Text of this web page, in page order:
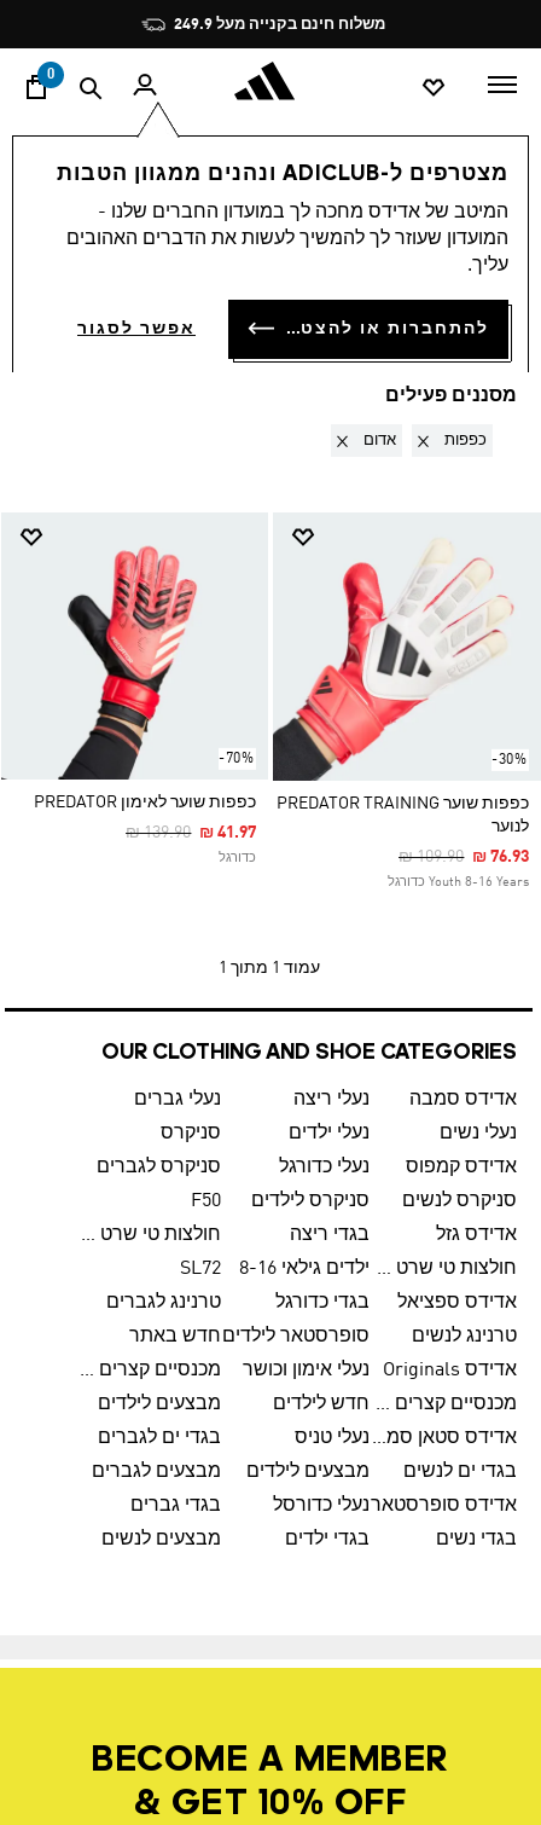
Pause
promotion
rotation
משלוח חינם בקנייה מעל 249.9
0
מצטרפים ל-ADICLUB ונהנים ממגוון הטבות
המיטב של אדידס מחכה לך במועדון החברים שלנו -
המועדון שעוזר לך להמשיך לעשות את הדברים האהובים
עליך.
להתחברות או להצטרפות אפשר לסגור
כפפות · אדום·
ACCESSORIES
(2)
סינון ומיון הגדלת התמונות
מסננים פעילים
כפפות Remove filter Currently Refined by סוג מוצר: כפפות
אדום Remove filter Currently Refined by צבעים: אדום
-30%
כפפות שוער PREDATOR TRAINING
לנוער
Price Reduced
₪ 109.90To₪ 76.93
Youth 8-16 Years כדורגל
-70%
כפפות שוער לאימון PREDATOR
Price Reduced From
₪ 139.90To₪ 41.97
כדורגל
עמוד 1 מתוך 1
OUR CLOTHING AND SHOE CATEGORIES
אדידס סמבה נעלי ריצה
נעלי גברים
נעלי נשים
נעלי ילדים
סניקרס
אדידס קמפוס
נעלי כדורגל
סניקרס לגברים
סניקרס לנשים
סניקרס לילדים
F50
אדידס גזל
בגדי ריצה
חולצות טי שרט לגברים
חולצות טי שרט לנשים ילדים גילאי 8-16
SL72
אדידס ספציאל
בגדי כדורגל
טרנינג לגברים
טרנינג לנשים
סופרסטאר לילדים חדש באתר
אדידס Originals
נעלי אימון וכושר
מכנסיים קצרים לגברים
מכנסיים קצרים לנשים חדש לילדים
מבצעים לילדים
אדידס סטאן סמית' נעלי טניס
בגדי ים לגברים
בגדי ים לנשים
מבצעים לילדים
מבצעים לגברים
אדידס סופרסטארנעלי כדורסל
בגדי גברים
בגדי נשים
בגדי ילדים מבצעים לנשים
BECOME A MEMBER
& GET 10% OFF